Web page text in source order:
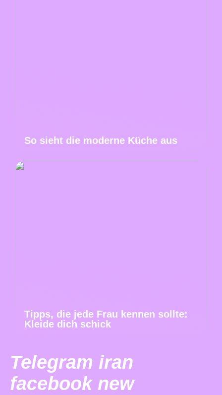
So sieht die moderne Küche aus
Tipps, die jede Frau kennen sollte:
Kleide dich schick
Telegram iran
facebook new